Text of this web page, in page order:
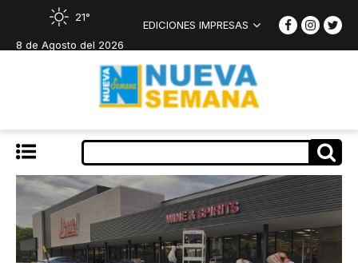
21°
8 de Agosto del 2026
EDICIONES IMPRESAS